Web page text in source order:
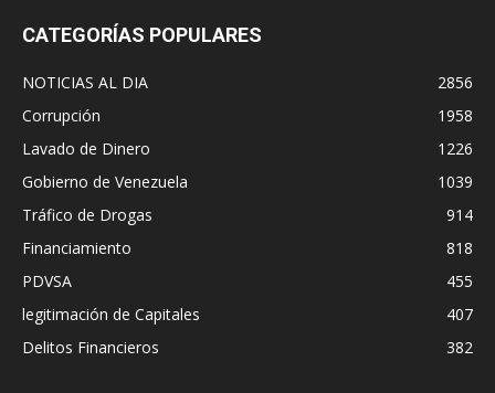
CATEGORÍAS POPULARES
NOTICIAS AL DIA
2856
Corrupción
1958
Lavado de Dinero
1226
Gobierno de Venezuela
1039
Tráfico de Drogas
914
Financiamiento
818
PDVSA
455
legitimación de Capitales
407
Delitos Financieros
382